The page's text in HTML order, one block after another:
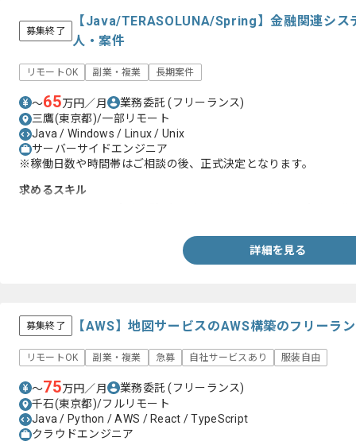
募集終了
【Java/TERASOLUNA/Spring】金融関連シス
人・案件
リモートOK 副業・複業 長期案件
〜65万円／月 業務委託(フリーランス)
三鷹(東京都)/一部リモート
Java / Windows / Linux / Unix
サーバーサイドエンジニア
※稼働日数や時間帯はご相談の後、正式決定となります。
求めるスキル
詳細を見る
募集終了 【AWS】地図サービスのAWS構築のフリーラ
リモートOK 副業・複業 急募 自社サービスあり 服装自由
〜75万円／月 業務委託(フリーランス)
千石(東京都)/フルリモート
Java / Python / AWS / React / TypeScript
クラウドエンジニア